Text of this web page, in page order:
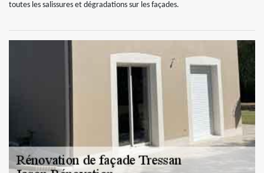
toutes les salissures et dégradations sur les façades.